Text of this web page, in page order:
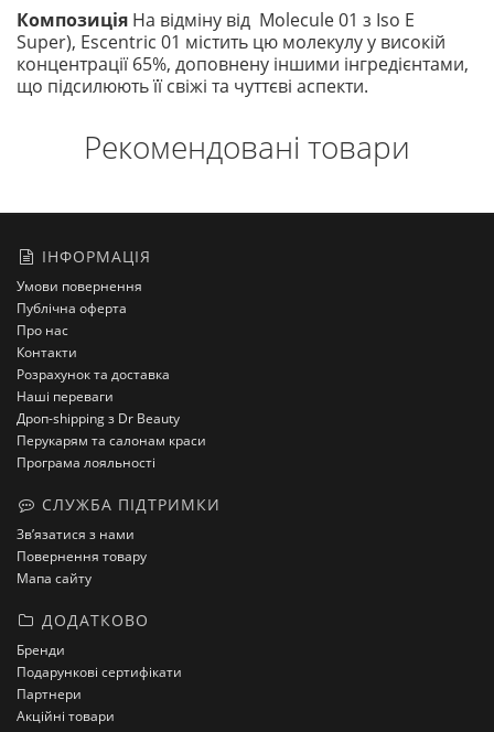
Композиція На відміну від Molecule 01 з Iso E
Super), Escentric 01 містить цю молекулу у високій
концентрації 65%, доповнену іншими інгредієнтами,
що підсилюють її свіжі та чуттєві аспекти.
Рекомендовані товари
ІНФОРМАЦІЯ
Умови повернення
Публічна оферта
Про нас
Контакти
Розрахунок та доставка
Наші переваги
Дроп-shipping з Dr Beauty
Перукарям та салонам краси
Програма лояльності
СЛУЖБА ПІДТРИМКИ
Зв’язатися з нами
Повернення товару
Мапа сайту
ДОДАТКОВО
Бренди
Подарункові сертифікати
Партнери
Акційні товари